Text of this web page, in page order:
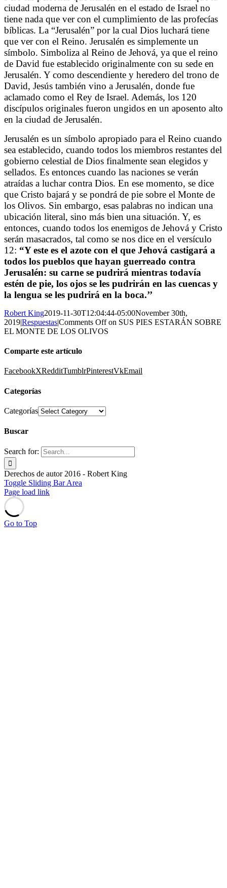
ciudad moderna de Jerusalén en el estado de Israel no
tiene nada que ver con el cumplimiento de las profecías
bíblicas. La “Jerusalén” por la cual Dios luchará tiene
que ver con el Reino. Jerusalén es simplemente un
símbolo. Simboliza al Reino de Jehová, ya que el reino
de David fue establecido originalmente con su sede en
Jerusalén. Y como descendiente y heredero del trono de
David, Jesús también vino a Jerusalén, donde fue
aclamado como el Rey de Israel. Además, los 120
discípulos originales fueron ungidos en un aposento alto
en la ciudad de Jerusalén.
Jerusalén es un símbolo apropiado para el Reino cuando
sea establecido, cuando todos los miembros restantes del
gobierno celestial de Dios finalmente sean elegidos y
sellados. Es entonces cuando las naciones se verán
atraídas a luchar contra Dios. En ese momento, se dice
que Cristo bajará y se pondrá de pie sobre el Monte de
los Olivos. Sin embargo, esas palabras no indican una
ubicación literal, sino más bien una situación. Y, es
entonces, cuando todos los enemigos de Jehová y Cristo
serán masacrados, tal como se nos dice en el versículo
12: “Y este es el azote con el que Jehová castigará a
todos los pueblos que hayan guerreado contra
Jerusalén: su carne se pudrirá mientras todavía
estén de pie, los ojos se les pudrirán en las cuencas y
la lengua se les pudrirá en la boca.’’
Robert King2019-11-30T12:04:44-05:00November 30th,
2019|Respuestas|Comments Offon SUS PIES ESTARÁN SOBRE
EL MONTE DE LOS OLIVOS
Comparte este artículo
FacebookXRedditTumblrPinterestVkEmail
Categorías
Categorías
Buscar
Search for:
Derechos de autor 2016 - Robert King
Toggle Sliding Bar Area
Page load link
Go to Top